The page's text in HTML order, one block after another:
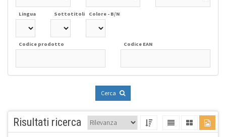
Lingua Sottotitoli Colore - B/N
Codice prodotto Codice EAN
Cerca
Risultati ricerca